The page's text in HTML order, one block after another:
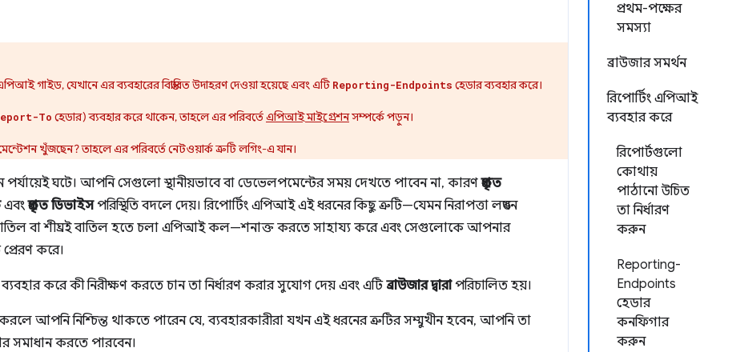
প্রথম-পক্ষের
সমস্যা
ব্রাউজার সমর্থন
রিপোর্টিং এপিআই
ব্যবহার করে
রিপোর্টগুলো
কোথায়
পাঠানো উচিত
তা নির্ধারণ
করুন
Reporting-
Endpoints
হেডার
কনফিগার
করুন
গাইড, যেখানে এর ব্যবহারের বিস্তারিত উদাহরণ দেওয়া হয়েছে এবং এটি Reporting-Endpoints হেডার ব্যবহার করে।
To হেডার) ব্যবহার করে থাকেন, তাহলে এর পরিবর্তেএপিআই মাইগ্রেশনসম্পর্কে পড়ুন।
খুঁজছেন? তাহলে এর পরিবর্তে নেটওয়ার্ক ত্রুটি লগিং-এ যান।
পর্যায়েই ঘটে। আপনি সেগুলো স্থানীয়ভাবে বা ডেভেলপমেন্টের সময় দেখতে পাবেন না, কারণপ্রকৃত
এবংপ্রকৃত ডিভাইসপরিস্থিতি বদলে দেয়। রিপোর্টিং এপিআই এই ধরনের কিছু ত্রুটি—যেমন নিরাপত্তা লঙ্ঘন
বা শীঘ্রই বাতিল হতে চলা এপিআই কল—শনাক্ত করতে সাহায্য করে এবং সেগুলোকে আপনার
প্রেরণ করে।
করে কী নিরীক্ষণ করতে চান তা নির্ধারণ করার সুযোগ দেয় এবং এটিব্রাউজার দ্বারাপরিচালিত হয়।
আপনি নিশ্চিন্ত থাকতে পারেন যে, ব্যবহারকারীরা যখন এই ধরনের ত্রুটির সম্মুখীন হবেন, আপনি তা
সমাধান করতে পারবেন।